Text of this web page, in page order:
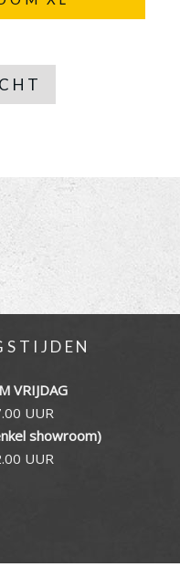
VRIJDAG
UUR
showroom)
UUR